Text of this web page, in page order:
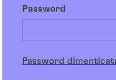
Password
Password